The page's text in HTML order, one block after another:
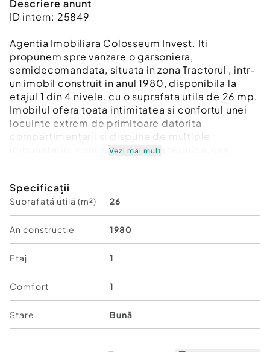
Descriere anunt
ID intern: 25849
Agentia Imobiliara Colosseum Invest. Iti
propunem spre vanzare o garsoniera,
semidecomandata, situata in zona Tractorul , intr-
un imobil construit in anul 1980, disponibila la
etajul 1 din 4 nivele, cu o suprafata utila de 26 mp.
Imobilul ofera toata intimitatea si confortul unei
locuinte extrem de primitoare datorita
compartimentarii si dispune de multiple
imbunatatiri, cum ar fi: centrala termica, usa
dispune, de asemenea, de un loc de parcare.
Imobilul este pozitionat intr-o zona linistita, cu
multiple facilitati precum: numeroase centre
comerciale, farmacii, mijloace de transport in
comun, institutii de invatamant. Se accepta plata
prin credit.
BROKER-ul nostru de credite vă poate ajuta să
acestei locuințe, colaborând cu majoritatea
instituțiilor bancare din România, FĂRĂ
Vezi mai mult
Specificații
Suprafață utilă (m²) 26
An constructie 1980
Etaj 1
Comfort 1
Stare Bună